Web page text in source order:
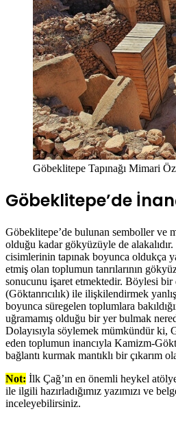
Göbeklitepe Tapınağı Mimari
Göbeklitepe’de
Göbeklitepe’de bulunan semboller ve
olduğu kadar gökyüzüyle de
cisimlerinin tapınak boyunca oldukça
etmiş olan toplumun tanrılarının
sonucunu işaret etmektedir. Böylesi
(Göktanrıcılık) ile ilişkilendirmek
boyunca süregelen toplumlara
uğramamış olduğu bir yer bulmak
Dolayısıyla söylemek mümkündür ki,
eden toplumun inancıyla Kamizm-
bağlantı kurmak mantıklı bir çıkarım
Not: İlk Çağ’ın en önemli heykel
ile ilgili hazırladığımız yazımızı ve
inceleyebilirsiniz.